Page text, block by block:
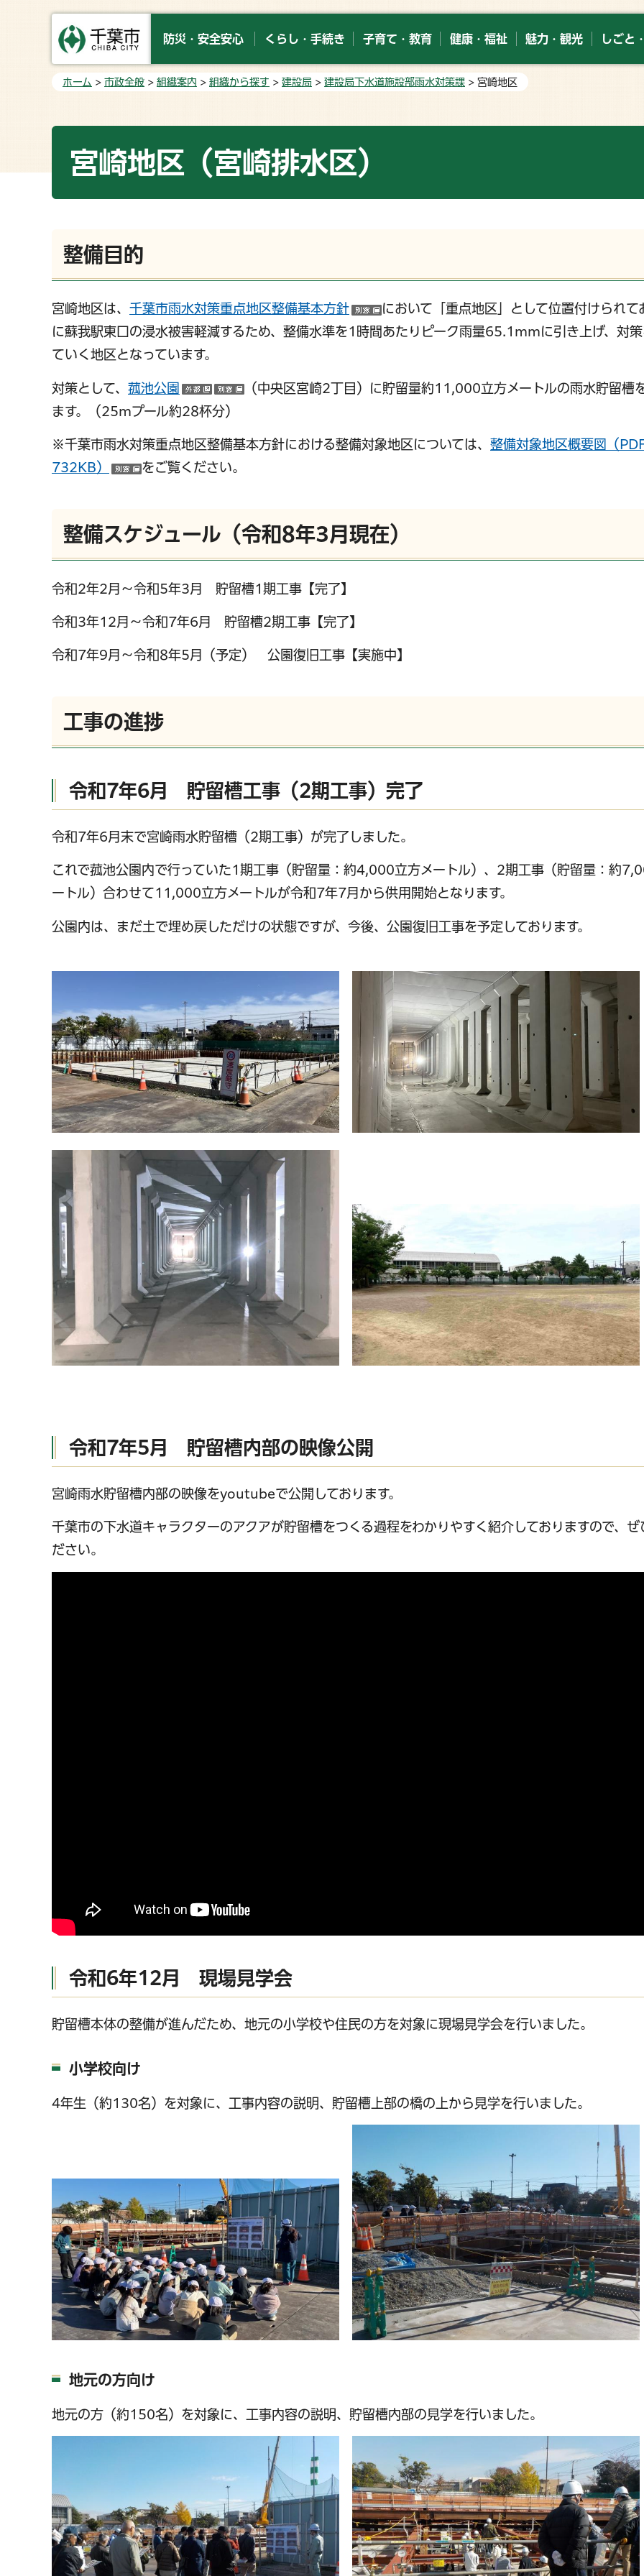
防災・安全安心 くらし・手続き 子育て・教育 健康・福祉 魅力・観光 しごと
ホーム > 市政全般 > 組織案内 > 組織から探す > 建設局 > 建設局下水道施設部雨水対策課 > 宮崎地区
宮崎地区（宮崎排水区）
整備目的
宮崎地区は、 千葉市雨水対策重点地区整備基本方針
（別ウインドウで開く）
において「重点地区」として位置付けられて
に蘇我駅東口の浸水被害軽減するため、整備水準を1時間あたりピーク雨量65.1mmに引き上げ、対
ていく地区となっています。
対策として、 菰池公園
（外部サイトへリンク）
（別ウインドウで開く）
（中央区宮崎2丁目）に貯留量約11,000立方メートルの雨水貯留槽
ます。（25mプール約28杯分）
※千葉市雨水対策重点地区整備基本方針における整備対象地区については、 整備対象地区概要図（
732KB）
（別ウインドウで開く）
をご覧ください。
整備スケジュール（令和8年3月現在）
令和2年2月～令和5年3月 貯留槽1期工事【完了】
令和3年12月～令和7年6月 貯留槽2期工事【完了】
令和7年9月～令和8年5月（予定） 公園復旧工事【実施中】
工事の進捗
令和7年6月 貯留槽工事（2期工事）完了
令和7年6月末で宮崎雨水貯留槽（2期工事）が完了しました。
これで菰池公園内で行っていた1期工事（貯留量：約4,000立方メートル）、2期工事（貯留量：約
ートル）合わせて11,000立方メートルが令和7年7月から供用開始となります。
公園内は、まだ土で埋め戻しただけの状態ですが、今後、公園復旧工事を予定しております。
令和7年5月 貯留槽内部の映像公開
宮崎雨水貯留槽内部の映像をyoutubeで公開しております。
千葉市の下水道キャラクターのアクアが貯留槽をつくる過程をわかりやすく紹介しておりますので、ぜ
ださい。
令和6年12月 現場見学会
貯留槽本体の整備が進んだため、地元の小学校や住民の方を対象に現場見学会を行いました。
小学校向け
4年生（約130名）を対象に、工事内容の説明、貯留槽上部の橋の上から見学を行いました。
地元の方向け
地元の方（約150名）を対象に、工事内容の説明、貯留槽内部の見学を行いました。
千葉市の電子行政サービス コンビニ交付 区役所窓口オ